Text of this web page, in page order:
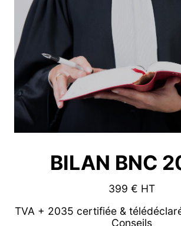
BILAN BNC
399 € HT
TVA + 2035 certifiée &
Conseils